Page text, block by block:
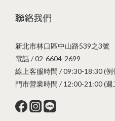
聯絡我們
新北市林口區中山路539之3號
電話 / 02-6604-2699
線上客服時間 / 09:30-18:30 (例
門市營業時間 / 12:00-21:00 (週